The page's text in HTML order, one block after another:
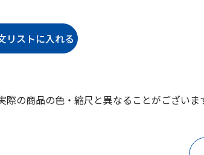
の商品の色・縮尺と異なることがございま